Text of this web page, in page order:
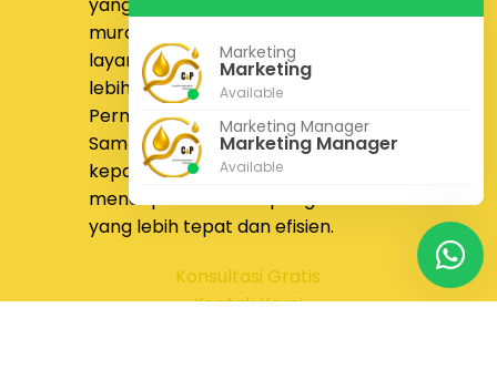
murah dengan produk lengkap,
layanan responsif, dan proses yang
lebih nyaman,
PT Calista Anugrah
Permatasiap membantu.
Sampaikan kebutuhan proyek Anda
kepada tim kami untuk
mendapatkan solusi pengadaan
yang lebih tepat dan efisien.
Konsultasi Gratis
Kontak Kami
Marketing
Marketing
Available
Marketing Manager
Marketing Manager
Available